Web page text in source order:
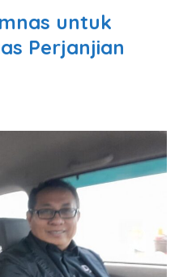
untuk
Perjanjian